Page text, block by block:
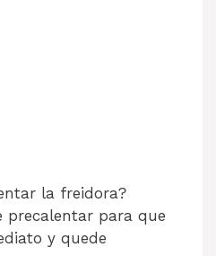
la freidora?
precalentar para que
y quede